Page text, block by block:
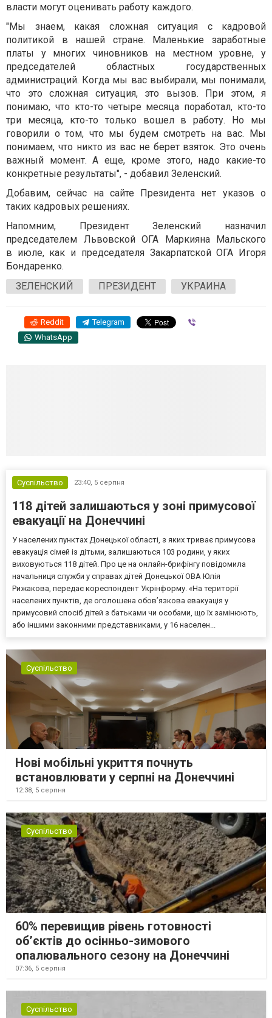
власти могут оценивать работу каждого.
"Мы знаем, какая сложная ситуация с кадровой
политикой в нашей стране. Маленькие заработные
платы у многих чиновников на местном уровне, у
председателей областных государственных
администраций. Когда мы вас выбирали, мы понимали,
что это сложная ситуация, это вызов. При этом, я
понимаю, что кто-то четыре месяца поработал, кто-то
три месяца, кто-то только вошел в работу. Но мы
говорили о том, что мы будем смотреть на вас. Мы
понимаем, что никто из вас не берет взяток. Это очень
важный момент. А еще, кроме этого, надо какие-то
конкретные результаты", - добавил Зеленский.
Добавим, сейчас на сайте Президента нет указов о
таких кадровых решениях.
Напомним, Президент Зеленский назначил
председателем Львовской ОГА Маркияна Мальского
в июле, как и председателя Закарпатской ОГА Игоря
Бондаренко.
ЗЕЛЕНСКИЙ
ПРЕЗИДЕНТ УКРАИНА
Reddit Telegram
WhatsApp
Суспільство 23:40, 5 серпня
118 дітей залишаються у зоні примусової
евакуації на Донеччині
У населених пунктах Донецької області, з яких триває примусова
евакуація сімей із дітьми, залишаються 103 родини, у яких
виховуються 118 дітей. Про це на онлайн-брифінгу повідомила
начальниця служби у справах дітей Донецької ОВА Юлія
Рижакова, передає кореспондент Укрінформу. «На території
населених пунктів, де оголошена обов’язкова евакуація у
примусовий спосіб дітей з батьками чи особами, що їх замінюють,
або іншими законними представниками, у 16 населен...
Суспільство
Нові мобільні укриття почнуть
встановлювати у серпні на Донеччині
12:38, 5 серпня
Суспільство
60% перевищив рівень готовності
об’єктів до осінньо-зимового
опалювального сезону на Донеччині
07:36, 5 серпня
Суспільство